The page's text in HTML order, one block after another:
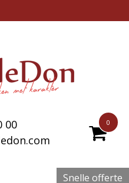
0
00
Snelle offerte